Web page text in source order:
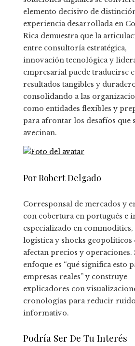
elemento decisivo de
experiencia desarrollada en
Rica demuestra que la
entre consultoría estratégica,
innovación tecnológica y
empresarial puede traducirse
resultados tangibles y
consolidando a las
como entidades flexibles y
para afrontar los desafíos que
avecinan.
Por Robert Delgado
Corresponsal de mercados y
con cobertura en portugués e
especializado en commodities,
logística y shocks geopolíticos
afectan precios y operaciones.
enfoque es “qué significa esto
empresas reales” y construye
explicadores con
cronologías para reducir ruido
informativo.
Podría Ser De Tu Interés